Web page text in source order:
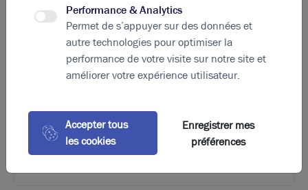
Photos (7 )
A vendre ou à louer - Bâtiment d'activité ou de
stockage équipé de nombreux quais sur le sud-ouest
80€ m²/an HT HC 2 200 000€ HDE
Performance & Analytics
Permet de s’appuyer sur des données et
autre technologies pour optimiser la
performance de votre visite sur notre site et
améliorer votre expérience utilisateur.
Accepter tous
les cookies
Enregistrer mes
préférences